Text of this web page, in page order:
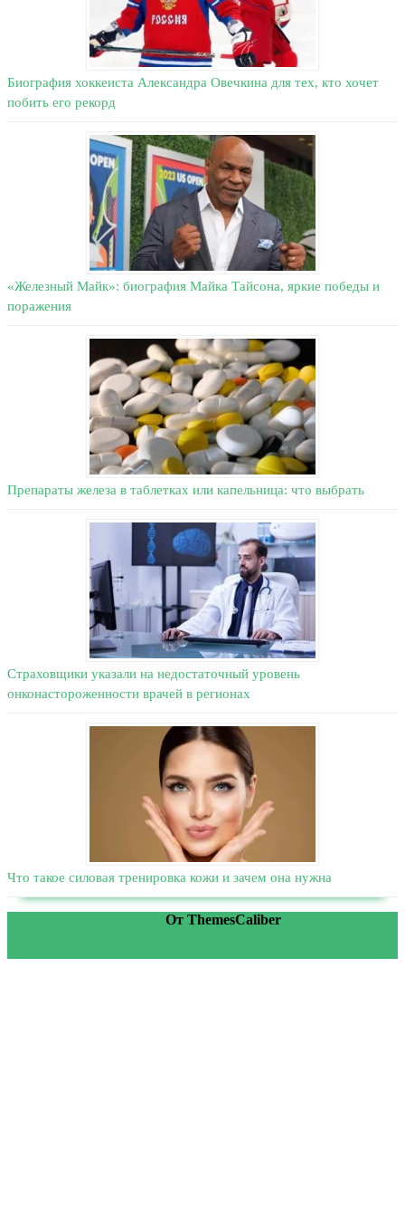
Биография хоккеиста Александра Овечкина для тех, кто хочет
побить его рекорд
«Железный Майк»: биография Майка Тайсона, яркие победы и
поражения
Препараты железа в таблетках или капельница: что выбрать
Страховщики указали на недостаточный уровень
онконастороженности врачей в регионах
Что такое силовая тренировка кожи и зачем она нужна
От ThemesCaliber